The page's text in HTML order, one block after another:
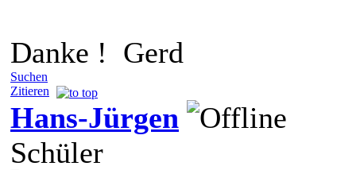
Danke ! Gerd
Suchen
Zitieren
Hans-Jürgen
Schüler